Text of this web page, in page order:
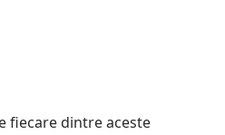
fiecare dintre aceste